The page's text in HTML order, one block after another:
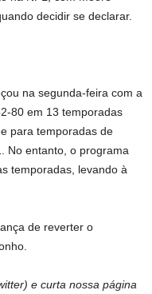
decidir se declarar.
na segunda-feira com a
80 em 13 temporadas
para temporadas de
No entanto, o programa
temporadas, levando à
de reverter o
e curta nossa página